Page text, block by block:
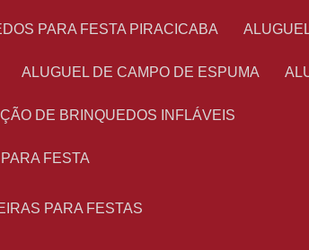
PARA FESTA PIRACICABA
ALUGUEL DE CAMPO DE ESPUMA
DE BRINQUEDOS INFLÁVEIS
FESTA
PARA FESTAS